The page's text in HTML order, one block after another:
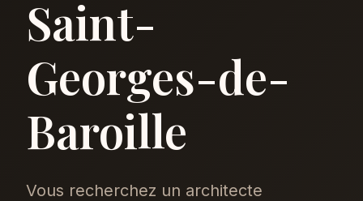
Saint-
Georges-de-
Baroille
Vous recherchez un architecte